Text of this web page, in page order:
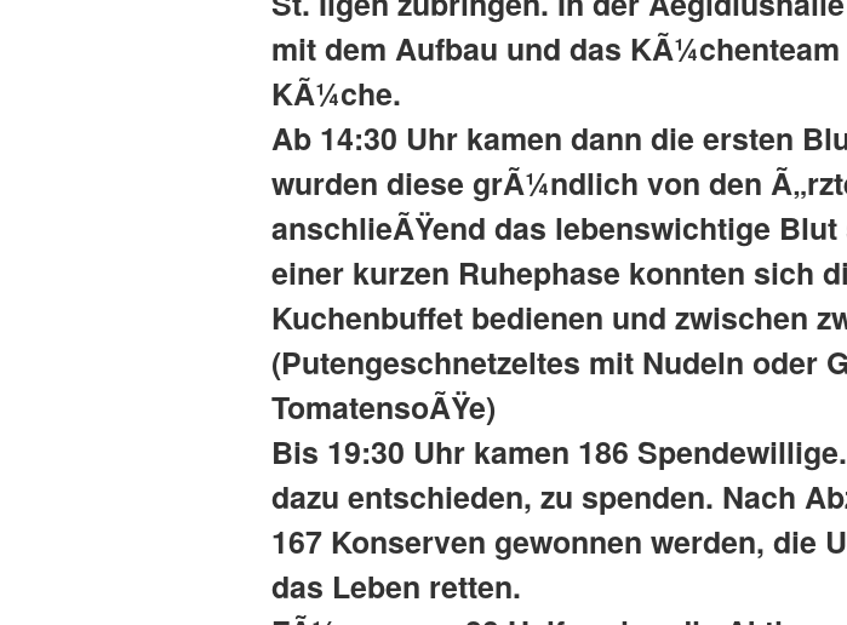
mit dem Aufbau und das
KÃ¼che.
Ab 14:30 Uhr kamen dann die ersten
wurden diese grÃ¼ndlich von den
anschlieÃŸend das lebenswichtige
einer kurzen Ruhephase konnten sich
Kuchenbuffet bedienen und zwischen
(Putengeschnetzeltes mit Nudeln oder
TomatensoÃŸe)
Bis 19:30 Uhr kamen 186
dazu entschieden, zu spenden. Nach
167 Konserven gewonnen werden, die
das Leben retten.